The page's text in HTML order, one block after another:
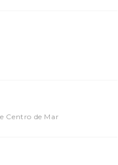
Centro de Mar